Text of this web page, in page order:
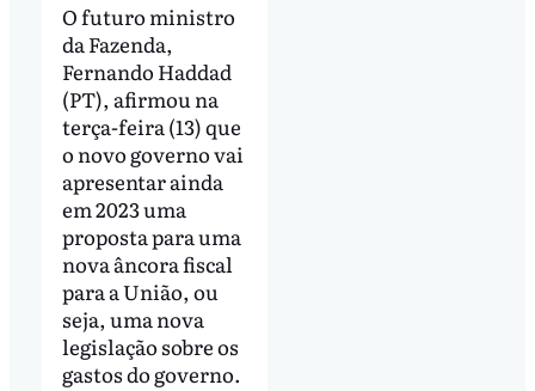
O futuro ministro
da Fazenda,
Fernando Haddad
(PT), afirmou na
terça-feira (13) que
o novo governo vai
apresentar ainda
em 2023 uma
proposta para uma
nova âncora fiscal
para a União, ou
seja, uma nova
legislação sobre os
gastos do governo.